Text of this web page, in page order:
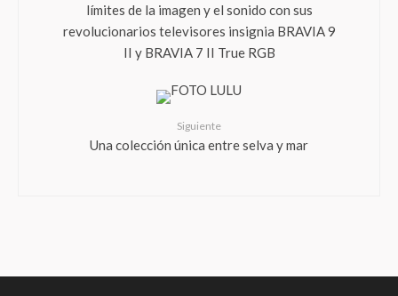
límites de la imagen y el sonido con sus
revolucionarios televisores insignia BRAVIA 9
II y BRAVIA 7 II True RGB
Siguiente
Una colección única entre selva y mar